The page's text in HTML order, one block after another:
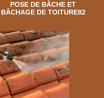
POSE DE BÂCHE ET
BÂCHAGE DE TOITURE82